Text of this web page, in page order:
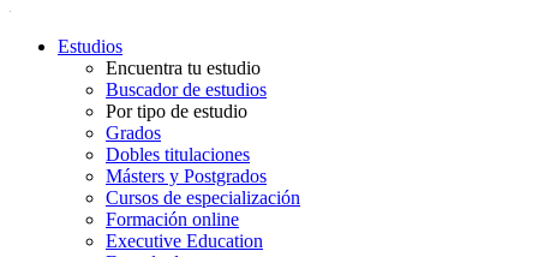
Estudios
Encuentra tu estudio
Buscador de estudios
Por tipo de estudio
Grados
Dobles titulaciones
Másters y Postgrados
Cursos de especialización
Formación online
Executive Education